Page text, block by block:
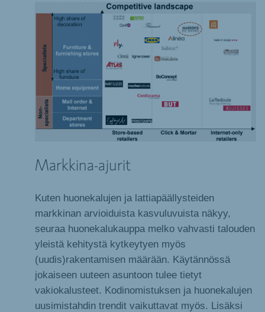
Markkina-ajurit
Kuten huonekalujen ja lattiapäällysteiden
markkinan arvioiduista kasvuluvuista näkyy,
seuraa huonekalukauppa melko vahvasti talouden
yleistä kehitystä kytkeytyen myös
(uudis)rakentamisen määrään. Käytännössä
jokaiseen uuteen asuntoon tulee tietyt
vakiokalusteet. Kodinomistuksen ja huonekalujen
uusimistahdin trendit vaikuttavat myös. Lisäksi